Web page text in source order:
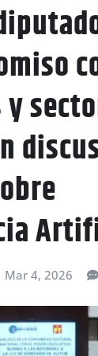
Mar 4, 2026